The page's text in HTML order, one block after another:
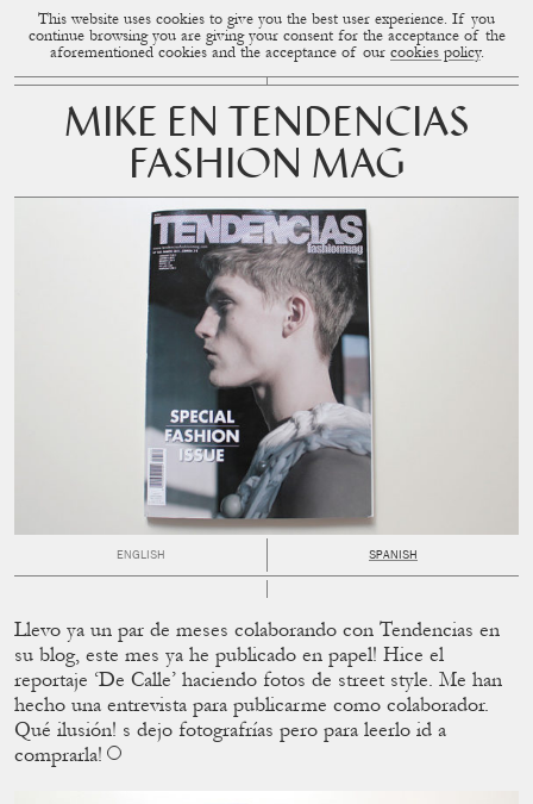
CUP OF COUPLE MENU
This website uses cookies to give you the best user experience. If you
continue browsing you are giving your consent for the acceptance of the
aforementioned cookies and the acceptance of our cookies policy.
MIKE EN TENDENCIAS
FASHION MAG
ENGLISH SPANISH
Llevo ya un par de meses colaborando con Tendencias en
su blog, este mes ya he publicado en papel! Hice el
reportaje ‘De Calle’ haciendo fotos de street style. Me han
hecho una entrevista para publicarme como colaborador.
Qué ilusión! s dejo fotografrías pero para leerlo id a
comprarla!